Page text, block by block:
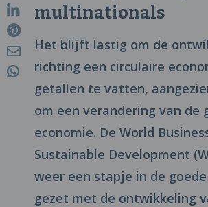
multinationals
Het blijft lastig om de
richting een circulaire
getallen te vatten,
om een verandering van de
economie. De World
Sustainable Development
weer een stapje in de
gezet met de ontwikkeling